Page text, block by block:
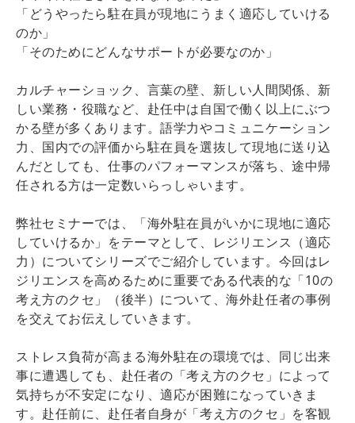
「どうやったら駐在員が現地にうまく適応していける
のか」
「そのためにどんなサポートが必要なのか」
カルチャーショック、言葉の壁、新しい人間関係、新
しい業務・役職など、赴任中は自国で働く以上にぶつ
かる壁が多くあります。語学力やコミュニケーション
力、国内での評価から駐在員を選抜して現地に送り込
んだとしても、仕事のパフォーマンスが落ち、途中帰
任される方は一定数いらっしゃいます。
弊社セミナーでは、「海外駐在員がいかに現地に適応
していけるか」をテーマとして、レジリエンス（適応
力）についてシリーズでご紹介しています。今回はレ
ジリエンスを高めるために重要である代表的な「10の
考え方のクセ」（後半）について、海外赴任者の事例
を交えてお伝えしていきます。
ストレス負荷が高まる海外駐在の環境では、同じ出来
事に遭遇しても、赴任者の「考え方のクセ」によって
気持ちが不安定になり、適応が困難になっていきま
す。赴任前に、赴任者自身が「考え方のクセ」を客観